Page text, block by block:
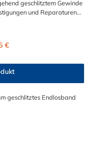
geschlitztem Gewinde
und Reparaturen
Länge hat eine Bandbreite
Preis:
€